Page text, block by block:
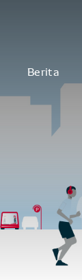
Berita